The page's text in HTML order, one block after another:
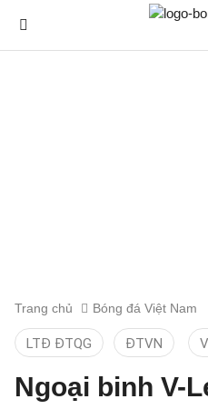
Trang chủ Bóng đá Việt Nam
LTĐ ĐTQG ĐTVN
Ngoại binh V-